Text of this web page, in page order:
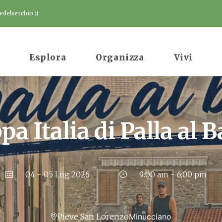
Esplora Organizza Vivi
Italia di Palla al
04 - 05 Lug 2026 9:00 am - 6:00 pm
Pieve San LorenzoMinucciano